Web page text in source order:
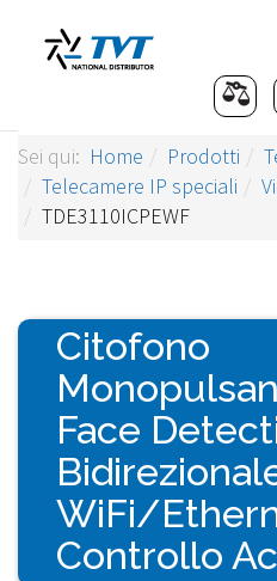
Sei qui: Home Prodotti
Telecamere IP speciali
TDE3110ICPEWF
Citofono
Face
WiFi/
Controllo